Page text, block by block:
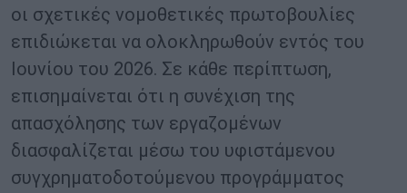
οι σχετικές νομοθετικές πρωτοβουλίες
επιδιώκεται να ολοκληρωθούν εντός του
Ιουνίου του 2026. Σε κάθε περίπτωση,
επισημαίνεται ότι η συνέχιση της
απασχόλησης των εργαζομένων
διασφαλίζεται μέσω του υφιστάμενου
συγχρηματοδοτούμενου προγράμματος